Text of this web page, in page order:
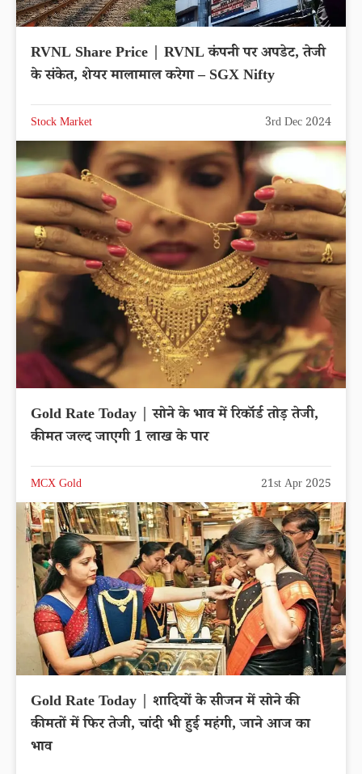
RVNL Share Price | RVNL कंपनी पर अपडेट, तेजी
के संकेत, शेयर मालामाल करेगा – SGX Nifty
Stock Market 3rd Dec 2024
Gold Rate Today | सोने के भाव में रिकॉर्ड तोड़ तेजी,
कीमत जल्द जाएगी 1 लाख के पार
MCX Gold 21st Apr 2025
Gold Rate Today | शादियों के सीजन में सोने की
कीमतों में फिर तेजी, चांदी भी हुई महंगी, जाने आज का
भाव